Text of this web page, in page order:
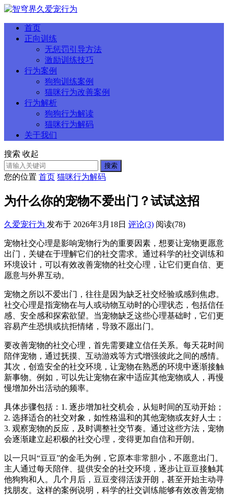
首页
正向训练
无惩罚引导方法
激励训练技巧
行为案例
狗狗训练案例
猫咪行为改善案例
行为解析
狗狗行为解读
猫咪行为解码
关于我们
搜索 收起
搜索
您的位置 首页 猫咪行为解码
为什么你的宠物不爱出门？试试这招
久爱宠行为 发布于 2026年3月18日 评论(3) 阅读(78)
宠物社交心理是影响宠物行为的重要因素，想要让宠物更愿意
出门，关键在于理解它们的社交需求。通过科学的社交训练和
环境设计，可以有效改善宠物的社交心理，让它们更自信、更
愿意与外界互动。
宠物之所以不爱出门，往往是因为缺乏社交经验或感到焦虑。
社交心理是指宠物在与人或动物互动时的心理状态，包括信任
感、安全感和探索欲望。当宠物缺乏这些心理基础时，它们更
容易产生恐惧或抗拒情绪，导致不愿出门。
要改善宠物的社交心理，首先需要建立信任关系。每天花时间
陪伴宠物，通过抚摸、互动游戏等方式增强彼此之间的感情。
其次，创造安全的社交环境，让宠物在熟悉的环境中逐渐接触
新事物。例如，可以先让宠物在家中适应其他宠物或人，再慢
慢增加外出活动的频率。
具体步骤包括：1. 逐步增加社交机会，从短时间的互动开始；
2. 选择适合的社交对象，如性格温和的其他宠物或友好人士；
3. 观察宠物的反应，及时调整社交节奏。通过这些方法，宠物
会逐渐建立起积极的社交心理，变得更加自信和开朗。
以一只叫“豆豆”的金毛为例，它原本非常胆小，不愿意出门。
主人通过每天陪伴、提供安全的社交环境，逐步让豆豆接触其
他狗狗和人。几个月后，豆豆变得活泼开朗，甚至开始主动寻
找朋友。这样的案例说明，科学的社交训练能够有效改善宠物